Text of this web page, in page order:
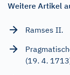
Weitere Artikel
Ramses II.
(19. 4.